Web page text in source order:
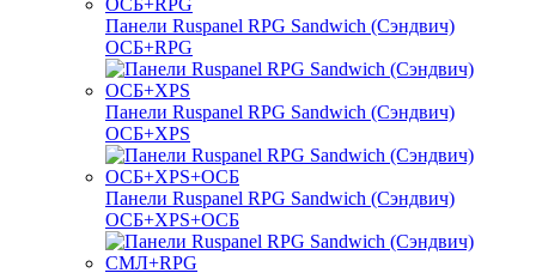
Панели Ruspanel RPG Sandwich (Сэндвич)
ОСБ+RPG
Панели Ruspanel RPG Sandwich (Сэндвич)
ОСБ+XPS
Панели Ruspanel RPG Sandwich (Сэндвич)
ОСБ+XPS+ОСБ